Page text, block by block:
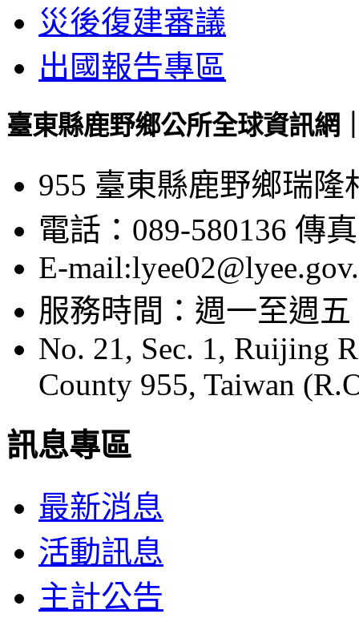
災後復建審議
出國報告專區
臺東縣鹿野鄉公所全球資訊網
955 臺東縣鹿野鄉瑞隆
電話：089-580136 傳
E-
服務時間：週一至週五
No. 21, Sec. 1, Ruijing
County 955, Taiwan
訊息專區
最新消息
活動訊息
主計公告